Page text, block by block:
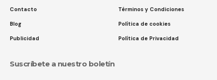
Contacto
Blog
Publicidad
Términos y Condiciones
Política de cookies
Política de Privacidad
Suscríbete a nuestro boletín